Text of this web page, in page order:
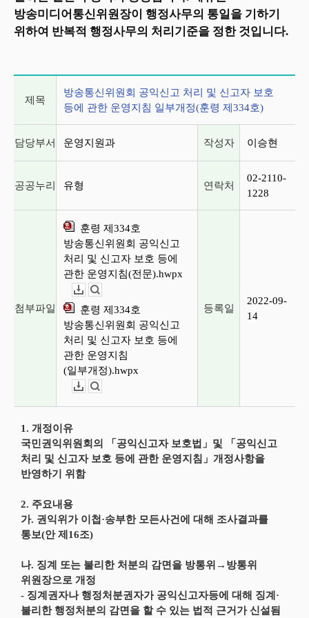
방송미디어통신위원장이 행정사무의 통일을 기하기
위하여 반복적 행정사무의 처리기준을 정한 것입니다.
제목
방송통신위원회 공익신고 처리 및 신고자 보호
등에 관한 운영지침 일부개정(훈령 제334호)
담당부서 운영지원과 작성자 이승현
공공누리 유형 연락처
02-2110-
1228
첨부파일
훈령 제334호
방송통신위원회 공익신고
처리 및 신고자 보호 등에
관한 운영지침(전문).hwpx
훈령 제334호
방송통신위원회 공익신고
처리 및 신고자 보호 등에
관한 운영지침
(일부개정).hwpx
등록일
2022-09-
14
1. 개정이유
국민권익위원회의 「공익신고자 보호법」및 「공익신고
처리 및 신고자 보호 등에 관한 운영지침」개정사항을
반영하기 위함
2. 주요내용
가. 권익위가 이첩·송부한 모든사건에 대해 조사결과를
통보(안 제16조)
나. 징계 또는 불리한 처분의 감면을 방통위→방통위
위원장으로 개정
- 징계권자나 행정처분권자가 공익신고자등에 대해 징계·
불리한 행정처분의 감면을 할 수 있는 법적 근거가 신설됨